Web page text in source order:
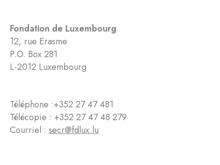
Fondation de Luxembourg
12, rue Erasme
P.O. Box 281
L-2012 Luxembourg
Téléphone :+352 27 47 481
Télécopie : +352 27 47 48 279
Courriel : secr@fdlux.lu